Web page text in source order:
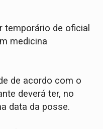
temporário de oficial
medicina
de acordo com o
deverá ter, no
data da posse.